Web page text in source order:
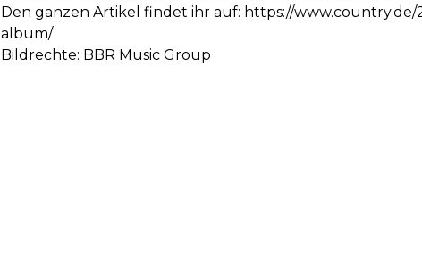
Den ganzen Artikel findet ihr auf: https://
album/
Bildrechte: BBR Music Group